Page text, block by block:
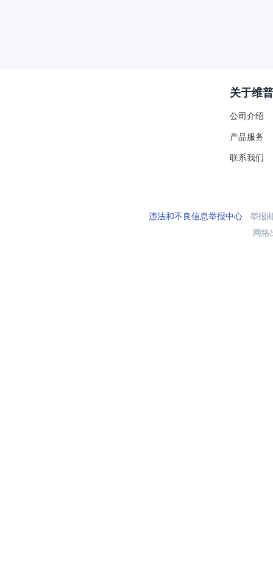
关于维普
公司介绍
产品服务
联系我们
违法和不良信息举报中心举报
网